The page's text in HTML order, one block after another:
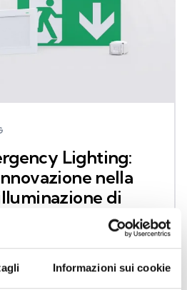
Informazioni sui cookie
Lighting:
nella
di
autonomi, progettati per
con le soluzioni di